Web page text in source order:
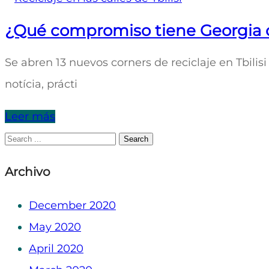
¿Qué compromiso tiene Georgia
Se abren 13 nuevos corners de reciclaje en
notícia, prácti
Leer más
Search
Archivo
December 2020
May 2020
April 2020